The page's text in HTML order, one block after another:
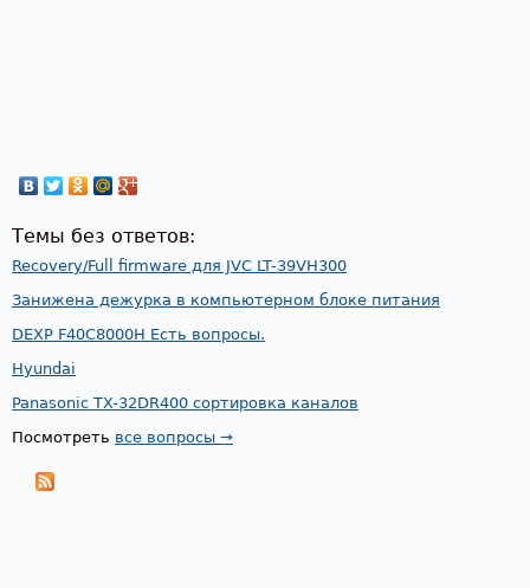
Темы без ответов:
Recovery/Full firmware для JVC LT-39VH300
Занижена дежурка в компьютерном блоке питания
DEXP F40C8000H Есть вопросы.
Hyundai
Panasonic TX-32DR400 сортировка каналов
Посмотреть все вопросы →